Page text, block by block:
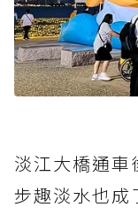
淡江大橋通車
步趣淡水也成